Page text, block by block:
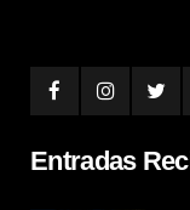
Entradas